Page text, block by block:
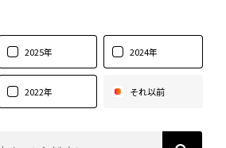
2025年 2024年
2022年 それ以前